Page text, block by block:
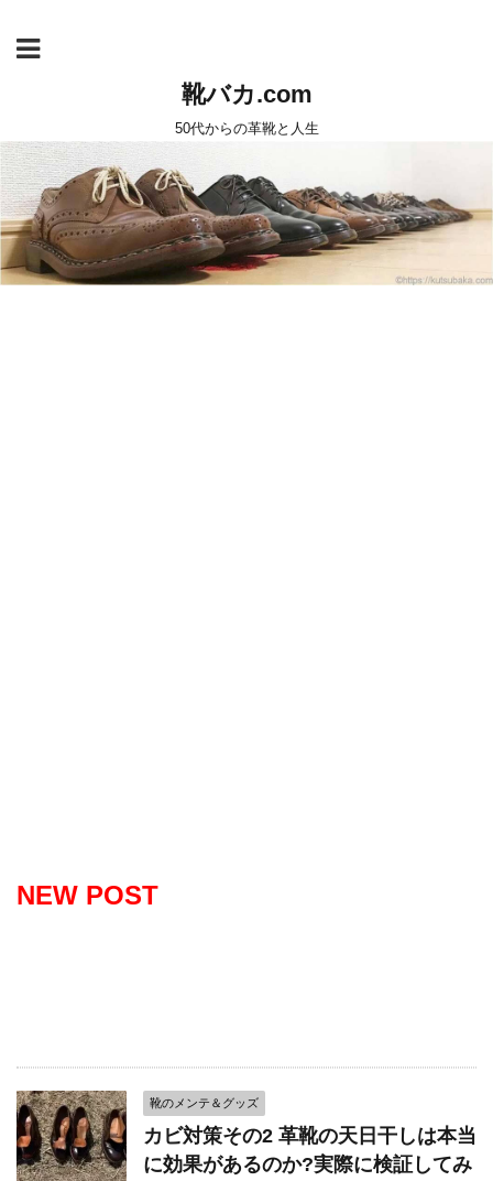
靴バカ.com
50代からの革靴と人生
NEW POST
靴のメンテ＆グッズ
カビ対策その2 革靴の天日干しは本当
に効果があるのか?実際に検証してみ